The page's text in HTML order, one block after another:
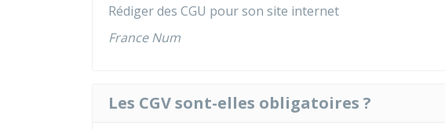
Rédiger des CGU pour son site internet
France Num
Les CGV sont-elles obligatoires ?